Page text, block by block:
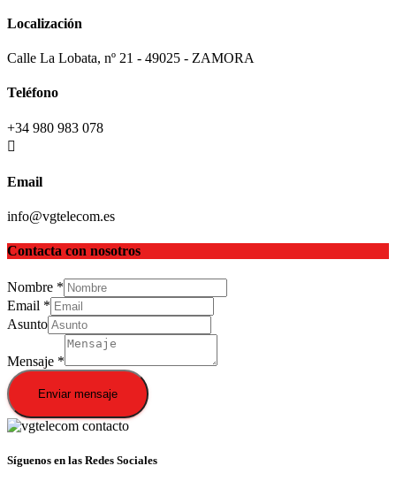
Localización
Calle La Lobata, nº 21 - 49025 - ZAMORA
Teléfono
+34 980 983 078
Email
info@vgtelecom.es
Contacta con nosotros
Nombre *
Email *
Asunto
Mensaje *
Enviar mensaje
Síguenos en las Redes Sociales